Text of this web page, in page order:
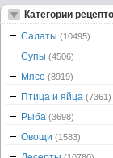
Категории
Салаты (10495)
Супы (4506)
Мясо (8919)
Птица и яйца (7361)
Рыба (3698)
Овощи (1583)